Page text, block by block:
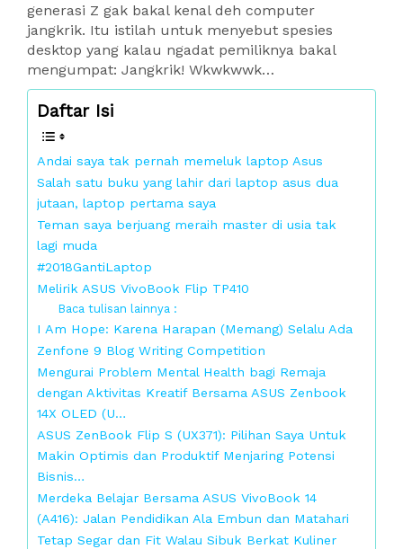
generasi Z gak bakal kenal deh computer
jangkrik. Itu istilah untuk menyebut spesies
desktop yang kalau ngadat pemiliknya bakal
mengumpat: Jangkrik! Wkwkwwk…
Daftar Isi
Andai saya tak pernah memeluk laptop Asus
Salah satu buku yang lahir dari laptop asus dua
jutaan, laptop pertama saya
Teman saya berjuang meraih master di usia tak
lagi muda
#2018GantiLaptop
Melirik ASUS VivoBook Flip TP410
Baca tulisan lainnya :
I Am Hope: Karena Harapan (Memang) Selalu Ada
Zenfone 9 Blog Writing Competition
Mengurai Problem Mental Health bagi Remaja
dengan Aktivitas Kreatif Bersama ASUS Zenbook
14X OLED (U…
ASUS ZenBook Flip S (UX371): Pilihan Saya Untuk
Makin Optimis dan Produktif Menjaring Potensi
Bisnis…
Merdeka Belajar Bersama ASUS VivoBook 14
(A416): Jalan Pendidikan Ala Embun dan Matahari
Tetap Segar dan Fit Walau Sibuk Berkat Kuliner